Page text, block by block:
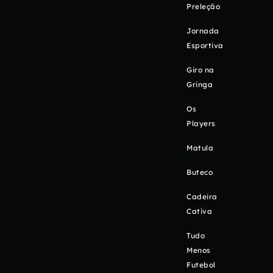
Preleção
Jornada
Esportiva
Giro na
Gringa
Os
Players
Matula
Buteco
Cadeira
Cativa
Tudo
Menos
Futebol